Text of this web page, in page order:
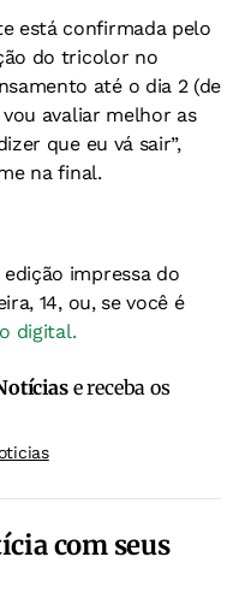
está confirmada pelo
do tricolor no
até o dia 2 (de
vou avaliar melhor as
que eu vá sair”,
na final.
impressa do
14, ou, se você é
digital.
e receba os
com seus